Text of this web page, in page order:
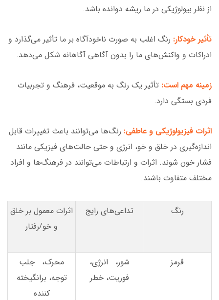
از نظر بیولوژیکی در ما ریشه دوانده باشد.
تأثیر خودکار: رنگ اغلب به صورت ناخودآگاه بر ما تأثیر می‌گذارد و
ادراکات و واکنش‌های ما را بدون آگاهی آگاهانه شکل می‌دهد.
زمینه مهم است: تأثیر یک رنگ به موقعیت، فرهنگ و تجربیات
فردی بستگی دارد.
اثرات فیزیولوژیکی و عاطفی: رنگ‌ها می‌توانند باعث تغییرات قابل
اندازه‌گیری در خلق و خو، انرژی و حتی حالت‌های فیزیکی مانند
فشار خون شوند. اثرات و ارتباطات می‌توانند در فرهنگ‌ها و افراد
مختلف متفاوت باشند.
رنگ تداعی‌های رایج
اثرات معمول بر خلق
و خو/رفتار
قرمز
شور، انرژی،
فوریت، خطر
محرک، جلب
توجه، برانگیخته
کننده